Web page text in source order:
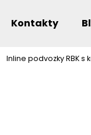
Kontakty
Inline podvozky RBK s
Co